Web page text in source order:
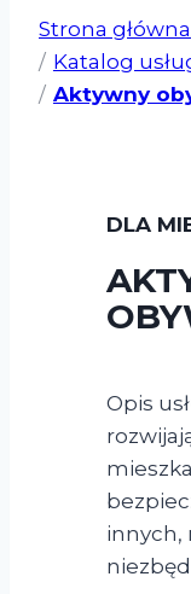
Strona główna
Katalog
Aktywny
DLA
Opis
innych,